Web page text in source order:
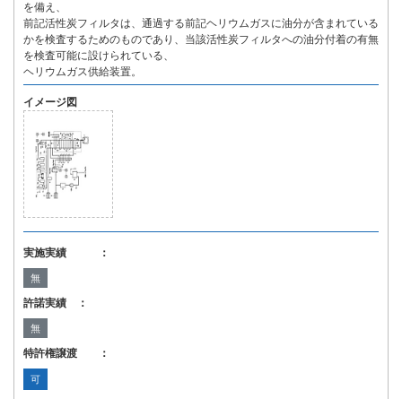
を備え、
前記活性炭フィルタは、通過する前記ヘリウムガスに油分が含まれている
かを検査するためのものであり、当該活性炭フィルタへの油分付着の有無
を検査可能に設けられている、
ヘリウムガス供給装置。
イメージ図
実施実績 ：
無
許諾実績 ：
無
特許権譲渡 ：
可